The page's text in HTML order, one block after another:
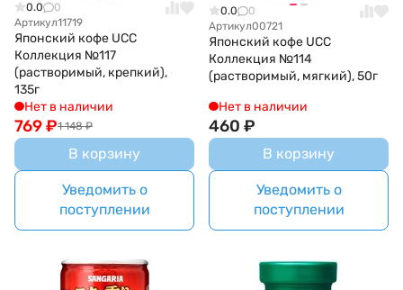
0.0
0
Артикул11719
Японский кофе UCC
Коллекция №117
(растворимый, крепкий),
135г
Нет в наличии
1 148 ₽
769₽
В корзину
Уведомить о
поступлении
0.0
0
Артикул00721
Японский кофе UCC
Коллекция №114
(растворимый, мягкий), 50г
Нет в наличии
460 ₽
В корзину
Уведомить о
поступлении